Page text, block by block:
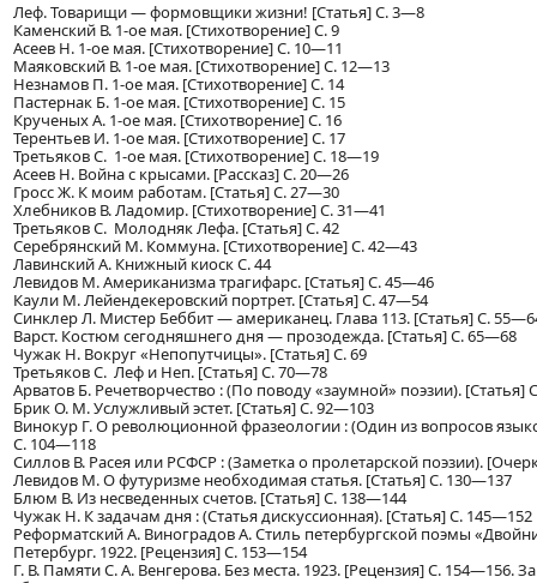
Леф. Товарищи — формовщики жизни! [Статья] С. 3—8
Каменский В. 1-ое мая. [Стихотворение] С. 9
Асеев Н. 1-ое мая. [Стихотворение] С. 10—11
Маяковский В. 1-ое мая. [Стихотворение] С. 12—13
Незнамов П. 1-ое мая. [Стихотворение] С. 14
Пастернак Б. 1-ое мая. [Стихотворение] С. 15
Крученых А. 1-ое мая. [Стихотворение] С. 16
Терентьев И. 1-ое мая. [Стихотворение] С. 17
Третьяков С. 1-ое мая. [Стихотворение] С. 18—19
Асеев Н. Война с крысами. [Рассказ] С. 20—26
Гросс Ж. К моим работам. [Статья] С. 27—30
Хлебников В. Ладомир. [Стихотворение] С. 31—41
Третьяков С. Молодняк Лефа. [Статья] С. 42
Серебрянский М. Коммуна. [Стихотворение] С. 42—43
Лавинский А. Книжный киоск С. 44
Левидов М. Американизма трагифарс. [Статья] С. 45—46
Каули М. Лейендекеровский портрет. [Статья] С. 47—54
Синклер Л. Мистер Беббит — американец. Глава 113. [Статья] С.
Варст. Костюм сегодняшнего дня — прозодежда. [Статья] С. 65—68
Чужак Н. Вокруг «Непопутчицы». [Статья] С. 69
Третьяков С. Леф и Неп. [Статья] С. 70—78
Арватов Б. Речетворчество : (По поводу «заумной» поэзии). [Статья]
Брик О. М. Услужливый эстет. [Статья] С. 92—103
Винокур Г. О революционной фразеологии : (Один из вопросов
С. 104—118
Силлов В. Расея или РСФСР : (Заметка о пролетарской поэзии).
Левидов М. О футуризме необходимая статья. [Статья] С. 130—137
Блюм В. Из несведенных счетов. [Статья] С. 138—144
Чужак Н. К задачам дня : (Статья дискуссионная). [Статья] С. 145—152
Реформатский А. Виноградов А. Стиль петербургской поэмы
Петербург. 1922. [Рецензия] С. 153—154
Г. В. Памяти С. А. Венгерова. Без места. 1923. [Рецензия] С. 154—156.